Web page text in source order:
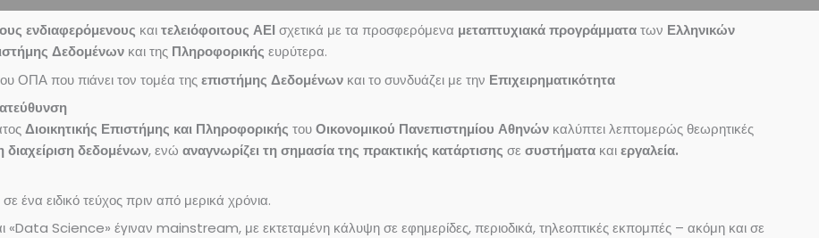
ενδιαφερόμενους καιτελειόφοιτους ΑΕΙ σχετικά με τα προσφερόμενα μεταπτυχιακά προγράμματατων Ελληνικών
Δεδομένων και της Πληροφορικής ευρύτερα.
ΟΠΑ που πιάνει τον τομέα τηςεπιστήμης Δεδομένων και το συνδυάζει με την Επιχειρηματικότητα
Διοικητικής Επιστήμης και Πληροφορικής τουΟικονομικού Πανεπιστημίου Αθηνών καλύπτει λεπτομερώς θεωρητικές
διαχείριση δεδομένων, ενώ αναγνωρίζει τη σημασία της πρακτικής κατάρτισης σε συστήματα καιεργαλεία.
ένα ειδικό τεύχος πριν από μερικά χρόνια.
Science» έγιναν mainstream, με εκτεταμένη κάλυψη σε εφημερίδες, περιοδικά, τηλεοπτικές εκπομπές – ακόμη και σε